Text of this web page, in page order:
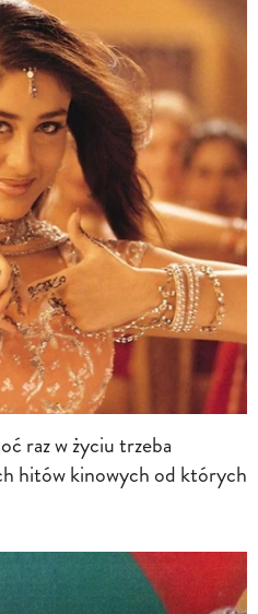
raz w życiu trzeba
hitów kinowych od których